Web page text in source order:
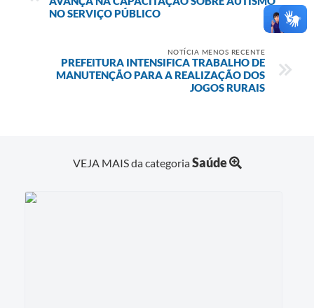
NO SERVIÇO PÚBLICO
NOTÍCIA MENOS RECENTE
PREFEITURA INTENSIFICA TRABALHO DE
MANUTENÇÃO PARA A REALIZAÇÃO DOS
JOGOS RURAIS
VEJA MAIS da categoriaSaúde